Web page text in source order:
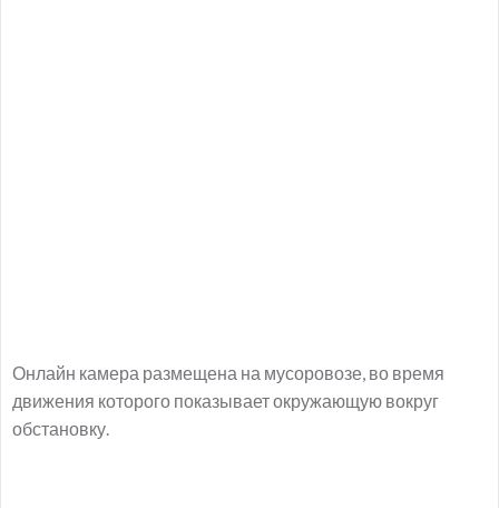
Онлайн камера размещена на мусоровозе, во время
движения которого показывает окружающую вокруг
обстановку.